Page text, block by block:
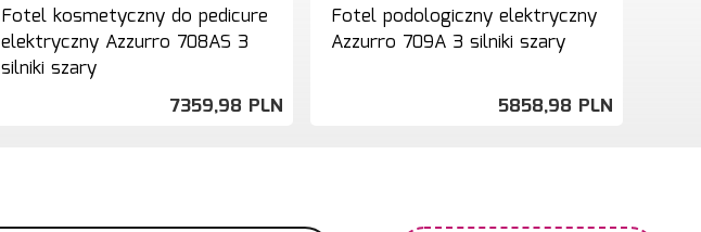
Fotel kosmetyczny do pedicure
elektryczny Azzurro 708AS 3
silniki szary
7359,98 PLN
Fotel podologiczny elektryczny
Azzurro 709A 3 silniki szary
5858,98 PLN